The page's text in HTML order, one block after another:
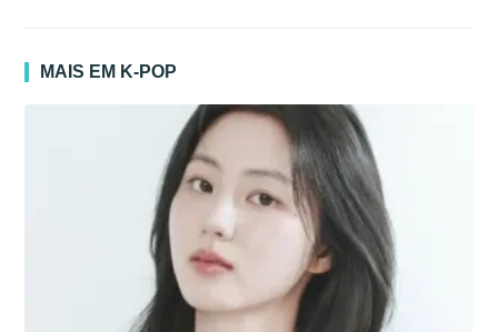
MAIS EM K-POP